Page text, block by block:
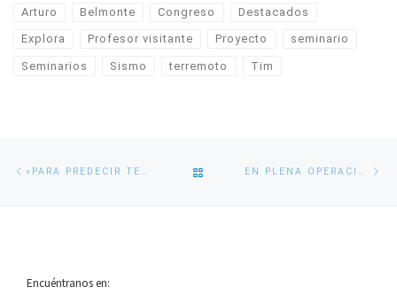
Arturo Belmonte Congreso Destacados
Explora Profesor visitante Proyecto seminario
Seminarios Sismo terremoto Tim
de
VOLVER
Encuéntranos en: